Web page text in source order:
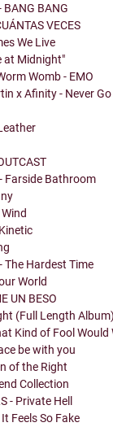
BANG BANG
VECES
We Live
at Midnight"
Womb - EMO
x Afinity - Never
Farside Bathroom
The Hardest Time
World
UN BESO
(Full Length Album)
Kind of Fool Would
be with you
of the Right
Collection
- Private Hell
Feels So Fake